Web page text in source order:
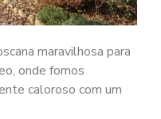
maravilhosa para
onde fomos
caloroso com um